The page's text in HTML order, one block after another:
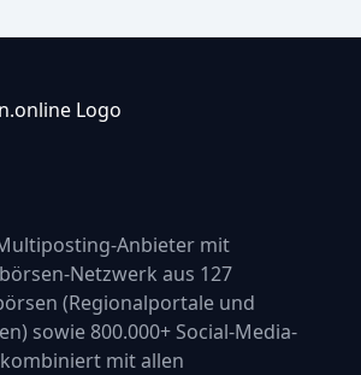
Anbieter mit
Netzwerk aus 127
(Regionalportale und
sowie 800.000+ Social-Media-
mit allen